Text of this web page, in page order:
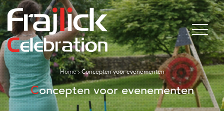
Home› Concepten voor evenementen
Concepten voor evenementen